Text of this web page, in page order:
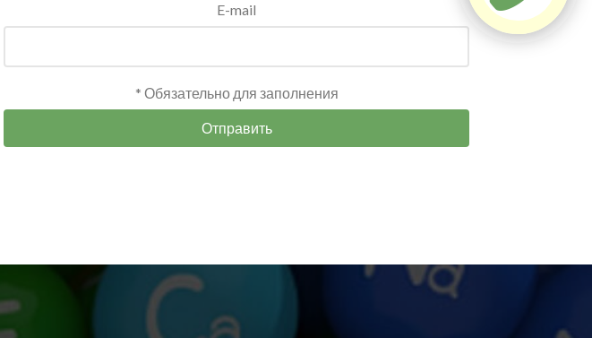
E-mail
* Обязательно для заполнения
Отправить